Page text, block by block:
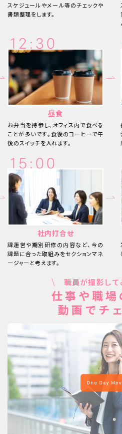
スケジュールやメール等のチェックや
書類整理をします。
12:30
昼食
お弁当を持参し、オフィス内で食べる
ことが多いです。食後のコーヒーで午
後のスイッチを入れます。
15:00
社内打合せ
課運営や期別研修の内容など、今の
課題に合った取組みをセクションマネ
ージャーと考えます。
職員が撮影して
仕事や職場
動画でチ